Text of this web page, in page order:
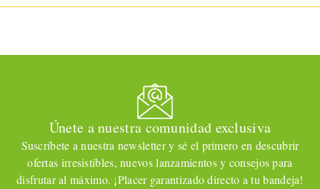
Únete a nuestra comunidad exclusiva
Suscríbete a nuestra newsletter y sé el primero en descubrir
ofertas irresistibles, nuevos lanzamientos y consejos para
disfrutar al máximo. ¡Placer garantizado directo a tu bandeja!